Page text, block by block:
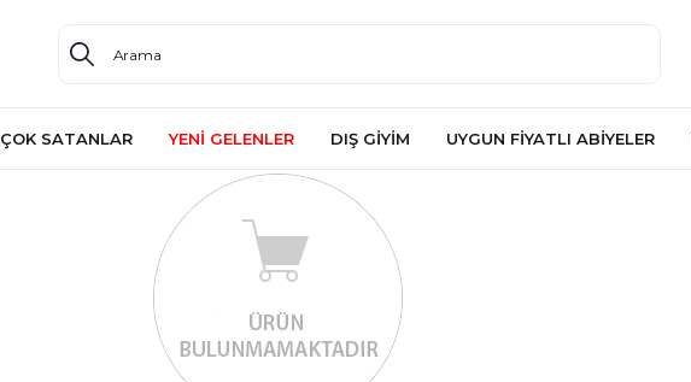
ÇOK SATANLAR YENİ GELENLER DIŞ GİYİM UYGUN FİYATLI ABİYELER